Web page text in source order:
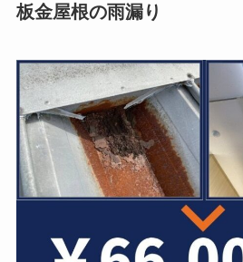
板金屋根の雨漏り